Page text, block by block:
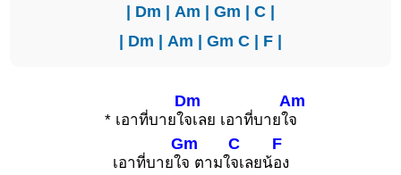
| Dm | Am | Gm | C |
| Dm | Am | Gm C | F |
* เอาที่บายใ
Dm
จเลย เอาที่บายใ
Am
จ
เอาที่บายใ
Gm
จ ตามใ
C
จเลยน้
F
อง